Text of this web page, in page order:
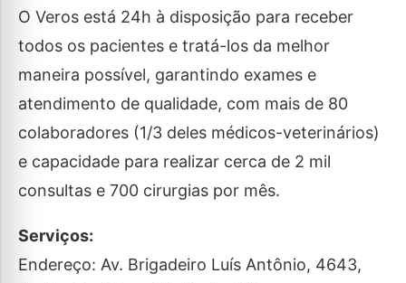
O Veros está 24h à disposição para receber
todos os pacientes e tratá-los da melhor
maneira possível, garantindo exames e
atendimento de qualidade, com mais de 80
colaboradores (1/3 deles médicos-veterinários)
e capacidade para realizar cerca de 2 mil
consultas e 700 cirurgias por mês.
Serviços:
Endereço: Av. Brigadeiro Luís Antônio, 4643,